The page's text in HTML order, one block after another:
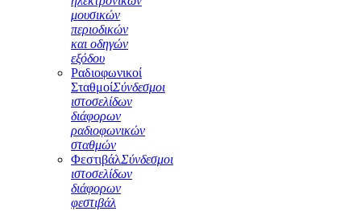
μουσικών
περιοδικών
και οδηγών
εξόδου
Ραδιοφωνικοί
ΣταθμοίΣύνδεσμοι
ιστοσελίδων
διάφορων
ραδιοφωνικών
σταθμών
ΦεστιβάλΣύνδεσμοι
ιστοσελίδων
διάφορων
φεστιβάλ